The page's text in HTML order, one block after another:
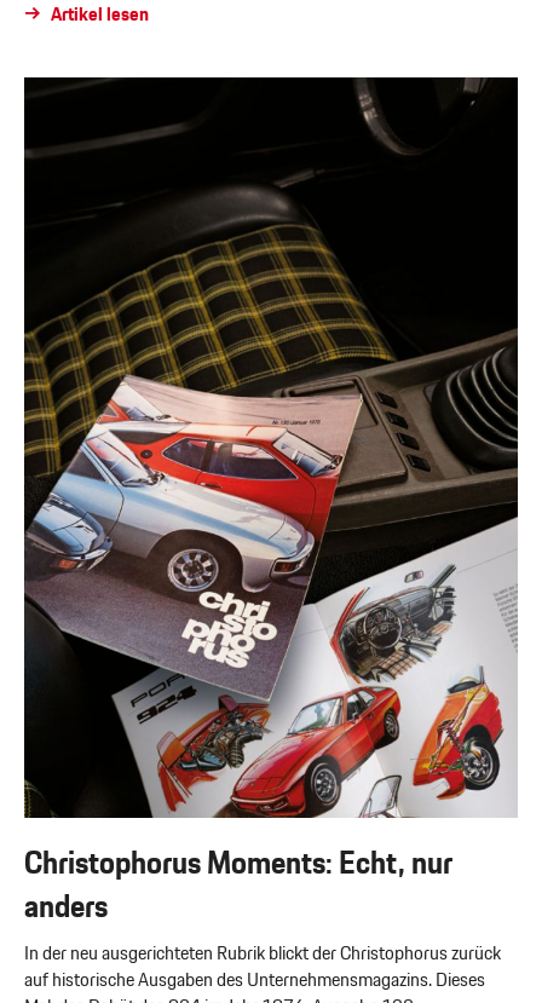
Artikel lesen
Christophorus Moments: Echt, nur
anders
In der neu ausgerichteten Rubrik blickt der Christophorus zurück
auf historische Ausgaben des Unternehmensmagazins. Dieses